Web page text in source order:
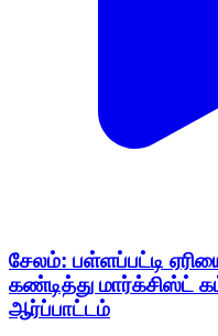
சேலம்: பள்ளப்பட்டி
கண்டித்து மார்க்சிஸ்ட்
ஆர்ப்பாட்டம்